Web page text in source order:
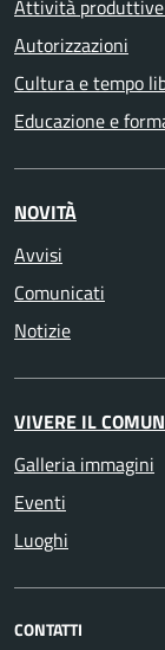
Attività produttive
Autorizzazioni
Cultura e tempo
Educazione e
NOVITÀ
Avvisi
Comunicati
Notizie
VIVERE IL
Galleria immagini
Eventi
Luoghi
CONTATTI